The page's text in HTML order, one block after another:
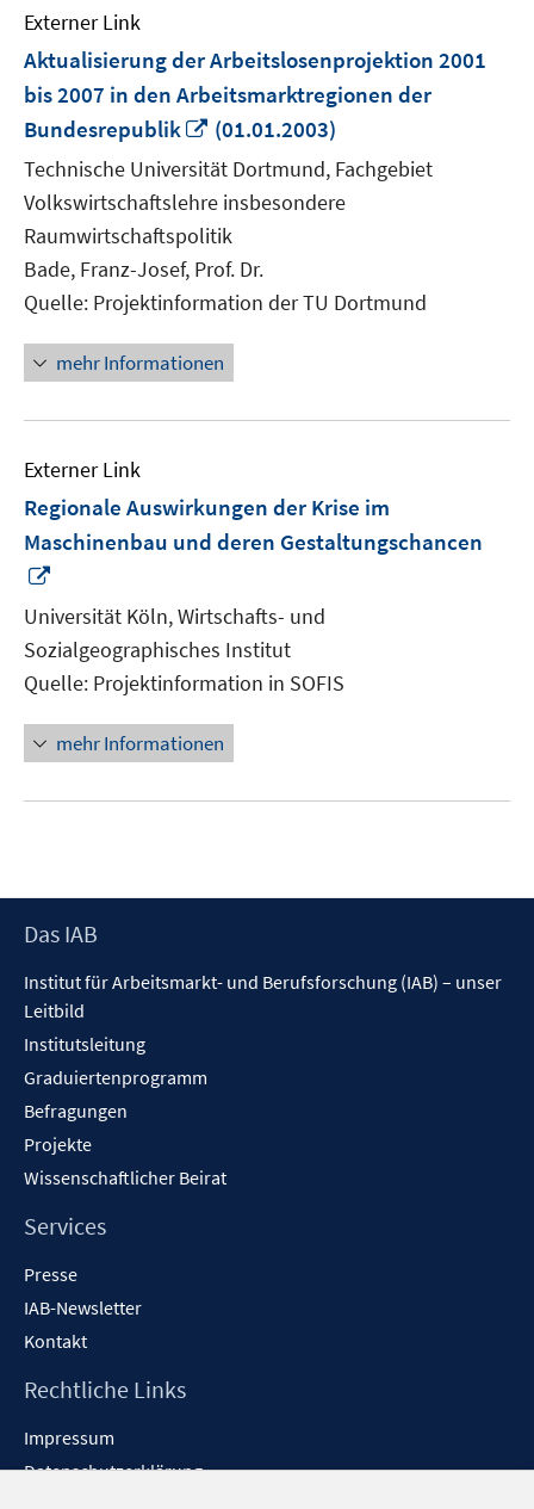
Externer Link
Aktualisierung der Arbeitslosenprojektion 2001
bis 2007 in den Arbeitsmarktregionen der
Bundesrepublik
In
Fenster
öffnen
(01.01.2003)
Technische Universität Dortmund, Fachgebiet
Volkswirtschaftslehre insbesondere
Raumwirtschaftspolitik
Bade, Franz-Josef, Prof. Dr.
Quelle: Projektinformation der TU Dortmund
mehr Informationen
Externer Link
Regionale Auswirkungen der Krise im
Maschinenbau und deren Gestaltungschancen
neuem
Fenster
öffnen
Universität Köln, Wirtschafts- und
Sozialgeographisches Institut
Quelle: Projektinformation in SOFIS
mehr Informationen
Footer
Das IAB
Institut für Arbeitsmarkt- und Berufsforschung (IAB) – unser
Leitbild
Institutsleitung
Graduiertenprogramm
Befragungen
Projekte
Wissenschaftlicher Beirat
Services
Presse
IAB-Newsletter
Kontakt
Rechtliche Links
Impressum
Datenschutzerklärung